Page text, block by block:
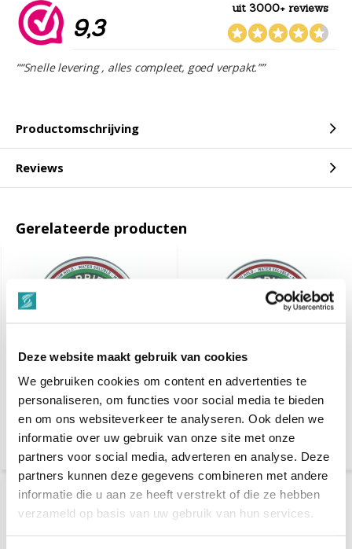
Deze website maakt gebruik van cookies
We gebruiken cookies om content en advertenties te
personaliseren, om functies voor social media te bieden
en om ons websiteverkeer te analyseren. Ook delen we
informatie over uw gebruik van onze site met onze
partners voor social media, adverteren en analyse. Deze
partners kunnen deze gegevens combineren met andere
informatie die u aan ze heeft verstrekt of die ze hebben
verzameld op basis van uw gebruik van hun services.
9,3
uit 3000+ reviews
““Snelle levering , alles compleet, goed verpakt.””
Productomschrijving
Reviews
Gerelateerde producten
Barbieri Italiani Natural
Matt Cream 100ml
€ 27,-€ 14,95
Barbieri Italiani De Luxe
Pomade 100ml
€ 27,-€ 14,95